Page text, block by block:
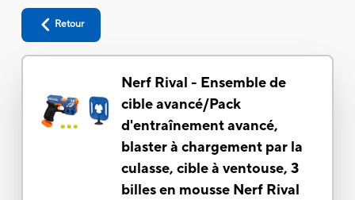
Retour
Nerf Rival - Ensemble de
cible avancé/Pack
d'entraînement avancé,
blaster à chargement par la
culasse, cible à ventouse, 3
billes en mousse Nerf Rival